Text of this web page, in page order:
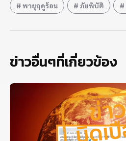
พายุฤดูร้อน ภัยพิบัติ
ข่าวอื่นๆที่เกี่ยวข้อง